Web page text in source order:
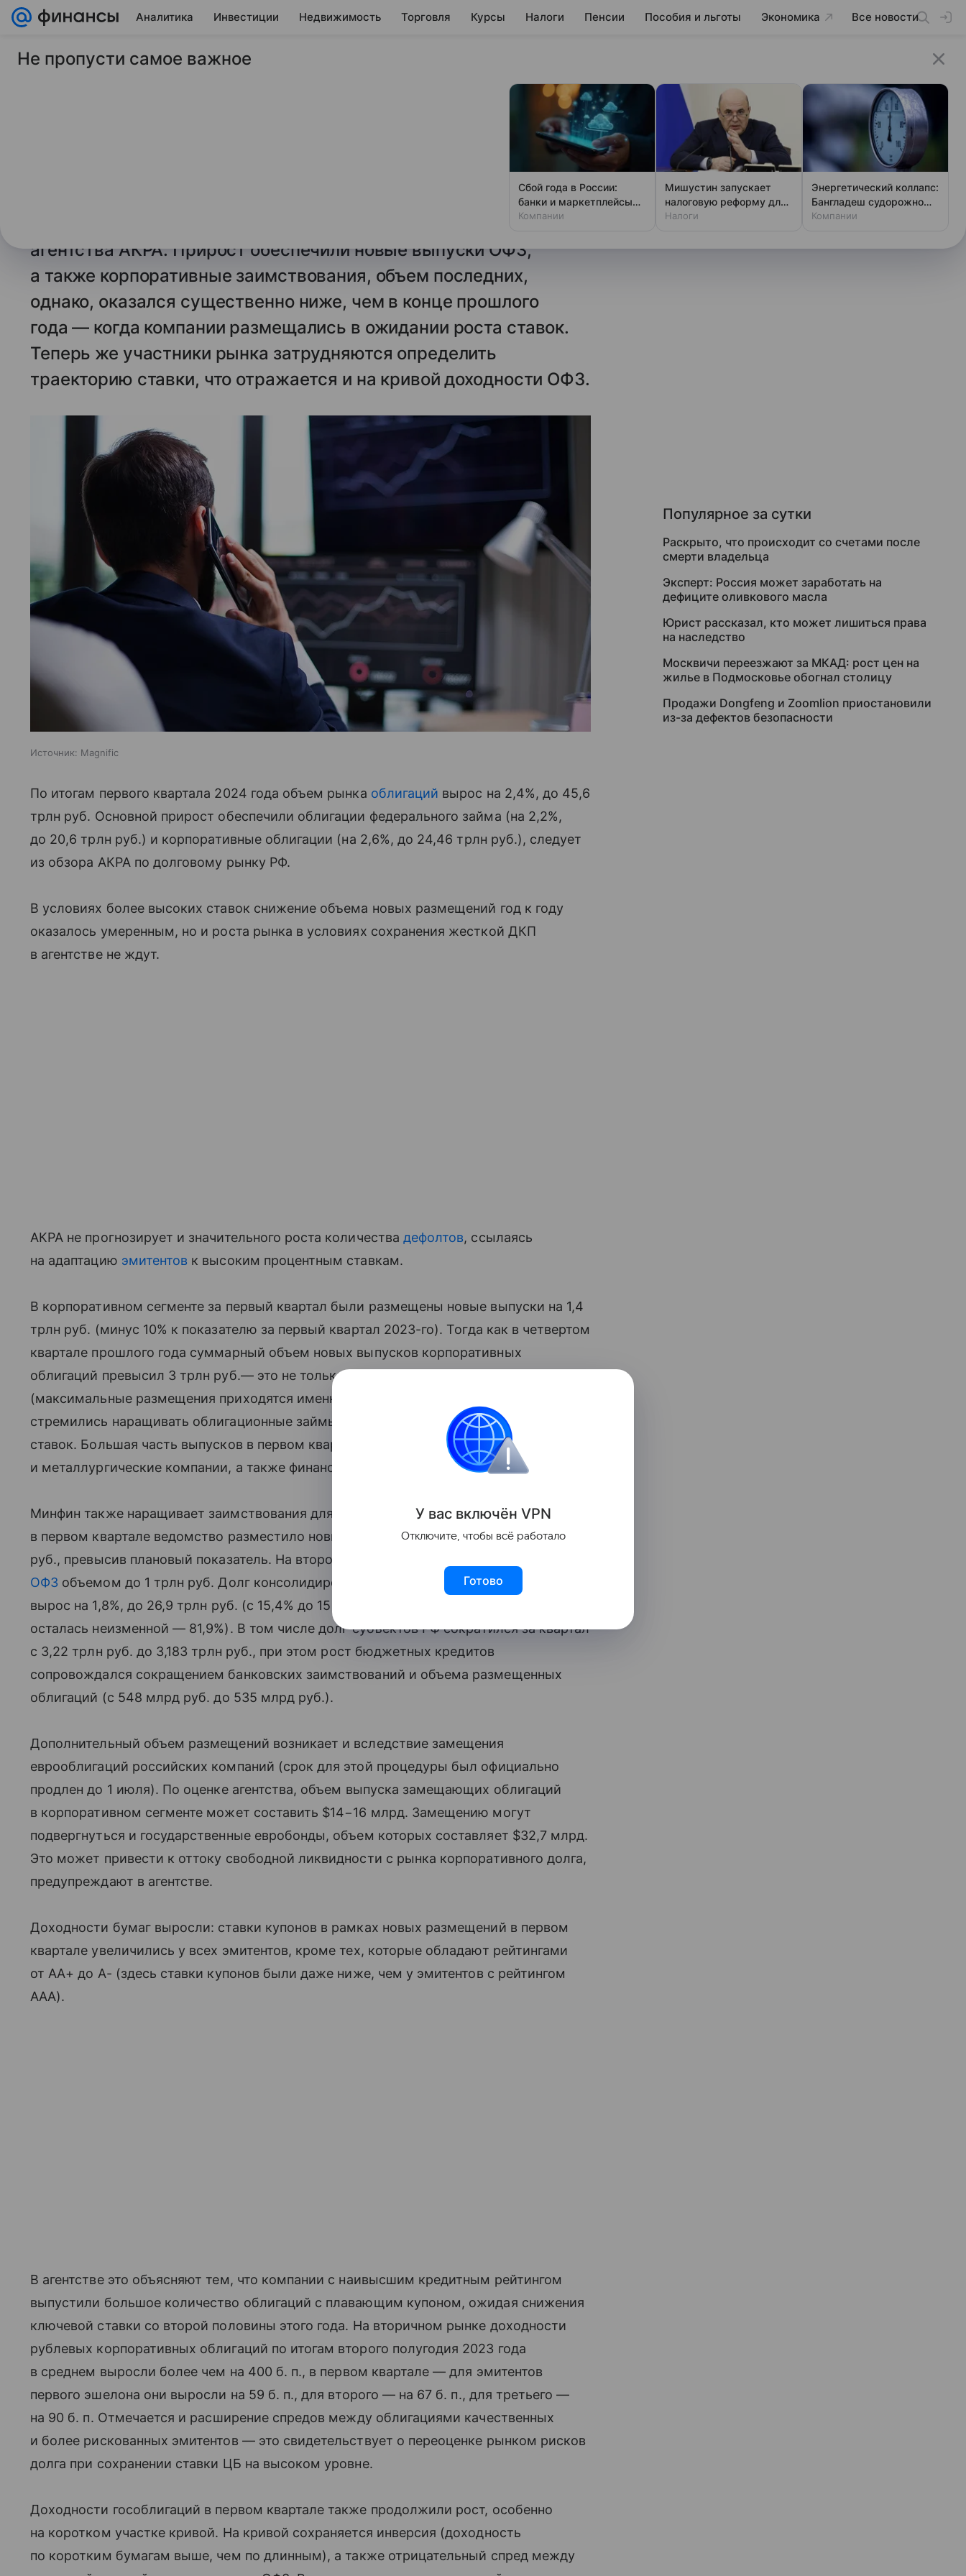
Аналитика Инвестиции Недвижимость Торговля Курсы Налоги Пенсии Пособия и льготы Экономика Все новости
23 мая 2024 Газета Коммерсантъ
Долговой рынок РФ в первом квартале
Повышение ставки ЦБ не остановило рост долгового рынка:
по итогам первого квартала объем размещенных облигаций
агентства АКРА. Прирост обеспечили новые выпуски ОФЗ,
а также корпоративные заимствования, объем последних,
однако, оказался существенно ниже, чем в конце прошлого
года — когда компании размещались в ожидании роста ставок.
Теперь же участники рынка затрудняются определить
траекторию ставки, что отражается и на кривой доходности ОФЗ.
Источник: Magnific
По итогам первого квартала 2024 года объем рынка облигаций вырос на 2,4%, до 45,6
трлн руб. Основной прирост обеспечили облигации федерального займа (на 2,2%,
до 20,6 трлн руб.) и корпоративные облигации (на 2,6%, до 24,46 трлн руб.), следует
из обзора АКРА по долговому рынку РФ.
В условиях более высоких ставок снижение объема новых размещений год к году
оказалось умеренным, но и роста рынка в условиях сохранения жесткой ДКП
в агентстве не ждут.
АКРА не прогнозирует и значительного роста количества дефолтов, ссылаясь
на адаптацию эмитентов к высоким процентным ставкам.
В корпоративном сегменте за первый квартал были размещены новые выпуски на 1,4
трлн руб. (минус 10% к показателю за первый квартал 2023-го). Тогда как в четвертом
квартале прошлого года суммарный объем новых выпусков корпоративных
облигаций превысил 3 трлн руб.— это не только следствие сезонного фактора
(максимальные размещения приходятся именно на конец года), эмитенты также
стремились наращивать облигационные займы, ожидая дальнейшего повышения
ставок. Большая часть выпусков в первом квартале пришлась на нефтегазовые
и металлургические компании, а также финансовые организации.
Минфин также наращивает заимствования для покрытия дефицита бюджета:
в первом квартале ведомство разместило новые займы на сумму свыше 0,8 трлн
руб., превысив плановый показатель. На второй квартал запланировано размещение
ОФЗ объемом до 1 трлн руб. Долг консолидированного правительства за квартал
вырос на 1,8%, до 26,9 трлн руб. (с 15,4% до 15,6%
осталась неизменной — 81,9%). В том числе долг субъектов РФ сократился за квартал
с 3,22 трлн руб. до 3,183 трлн руб., при этом рост бюджетных кредитов
сопровождался сокращением банковских заимствований и объема размещенных
облигаций (с 548 млрд руб. до 535 млрд руб.).
Дополнительный объем размещений возникает и вследствие замещения
еврооблигаций российских компаний (срок для этой процедуры был официально
продлен до 1 июля). По оценке агентства, объем выпуска замещающих облигаций
в корпоративном сегменте может составить $14−16 млрд. Замещению могут
подвергнуться и государственные евробонды, объем которых составляет $32,7 млрд.
Это может привести к оттоку свободной ликвидности с рынка корпоративного долга,
предупреждают в агентстве.
Доходности бумаг выросли: ставки купонов в рамках новых размещений в первом
квартале увеличились у всех эмитентов, кроме тех, которые обладают рейтингами
от АА+ до А- (здесь ставки купонов были даже ниже, чем у эмитентов с рейтингом
ААА).
В агентстве это объясняют тем, что компании с наивысшим кредитным рейтингом
выпустили большое количество облигаций с плавающим купоном, ожидая снижения
ключевой ставки со второй половины этого года. На вторичном рынке доходности
рублевых корпоративных облигаций по итогам второго полугодия 2023 года
в среднем выросли более чем на 400 б. п., в первом квартале — для эмитентов
первого эшелона они выросли на 59 б. п., для второго — на 67 б. п., для третьего —
на 90 б. п. Отмечается и расширение спредов между облигациями качественных
и более рискованных эмитентов — это свидетельствует о переоценке рынком рисков
долга при сохранении ставки ЦБ на высоком уровне.
Доходности гособлигаций в первом квартале также продолжили рост, особенно
на коротком участке кривой. На кривой сохраняется инверсия (доходность
по коротким бумагам выше, чем по длинным), а также отрицательный спред между
Популярное за сутки
Раскрыто, что происходит со счетами после
смерти владельца
Эксперт: Россия может заработать на
дефиците оливкового масла
Юрист рассказал, кто может лишиться права
на наследство
Москвичи переезжают за МКАД: рост цен на
жилье в Подмосковье обогнал столицу
Продажи Dongfeng и Zoomlion приостановили
из-за дефектов безопасности
Не пропусти самое важное
Сбой года в России:
банки и маркетплейсы
«легли» одновременно
Компании
Мишустин запускает
налоговую реформу для
науки: что изменится
Налоги
Энергетический коллапс:
Бангладеш судорожно
ищет газ
Компании
У вас включён VPN
Отключите, чтобы всё работало
Готово